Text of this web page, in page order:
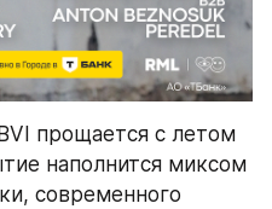
прощается с летом
наполнится миксом
современного